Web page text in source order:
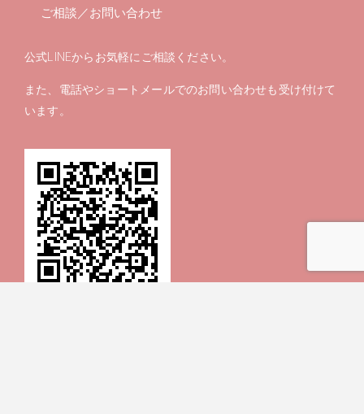
ご相談／お問い合わせ
公式LINEからお気軽にご相談ください。
また、電話やショートメールでのお問い合わせも受け付けて
います。